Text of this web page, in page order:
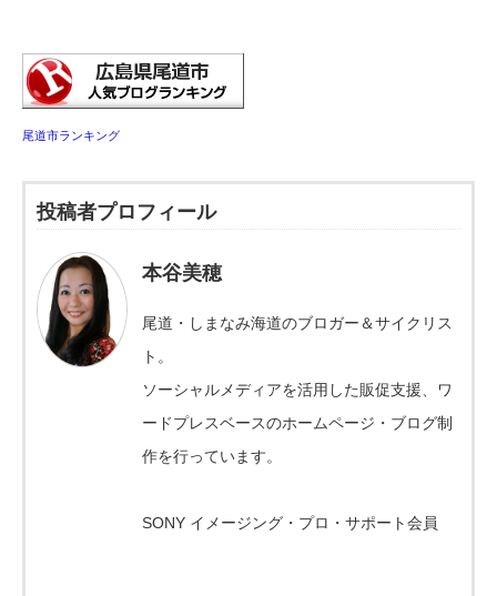
尾道市ランキング
投稿者プロフィール
本谷美穂
尾道・しまなみ海道のブロガー＆サイクリス
ト。
ソーシャルメディアを活用した販促支援、ワ
ードプレスベースのホームページ・ブログ制
作を行っています。
SONY イメージング・プロ・サポート会員